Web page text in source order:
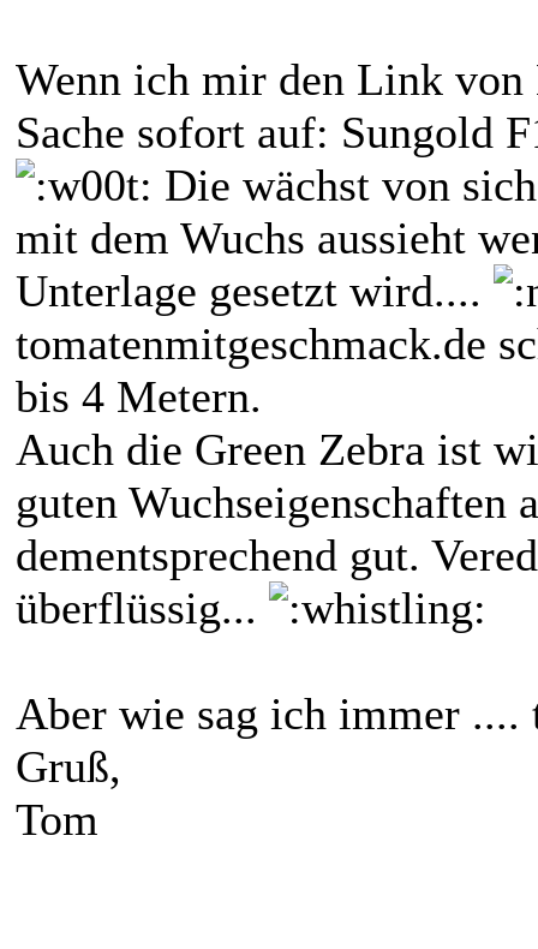
Wenn ich mir den Link
Sache sofort auf: Sungold
Die wächst von
mit dem Wuchs aussieht
Unterlage gesetzt wird....
tomatenmitgeschmack.de
bis 4 Metern.
Auch die Green Zebra ist
guten Wuchseigenschaften
dementsprechend gut.
überflüssig...
Aber wie sag ich immer ....
Gruß,
Tom